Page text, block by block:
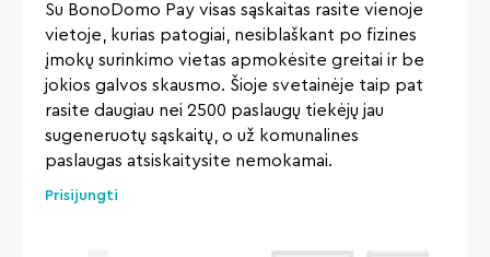
Su BonoDomo Pay visas sąskaitas rasite vienoje
vietoje, kurias patogiai, nesiblaškant po fizines
įmokų surinkimo vietas apmokėsite greitai ir be
jokios galvos skausmo. Šioje svetainėje taip pat
rasite daugiau nei 2500 paslaugų tiekėjų jau
sugeneruotų sąskaitų, o už komunalines
paslaugas atsiskaitysite nemokamai.
Prisijungti